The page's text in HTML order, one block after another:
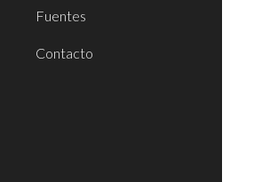
Fuentes
Contacto